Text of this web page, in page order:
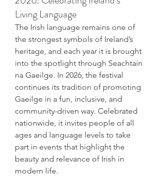
Living Language
The Irish language remains one of
the strongest symbols of Ireland’s
heritage, and each year it is brought
into the spotlight through Seachtain
na Gaeilge. In 2026, the festival
continues its tradition of promoting
Gaeilge in a fun, inclusive, and
community-driven way. Celebrated
nationwide, it invites people of all
ages and language levels to take
part in events that highlight the
beauty and relevance of Irish in
modern life.